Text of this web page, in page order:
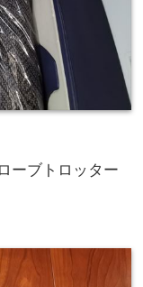
ーブトロッター